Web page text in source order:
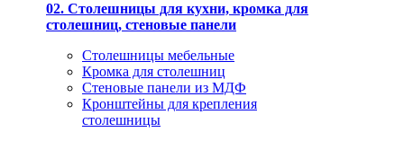
02. Столешницы для кухни, кромка для
столешниц, стеновые панели
Столешницы мебельные
Кромка для столешниц
Стеновые панели из МДФ
Кронштейны для крепления
столешницы